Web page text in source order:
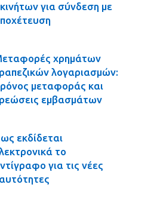
για σύνδεση με
χρημάτων
λογαριασμών:
μεταφοράς και
εμβασμάτων
εκδίδεται
το
για τις νέες